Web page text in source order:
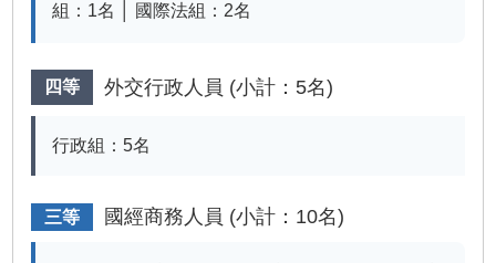
組： 1名 │ 國際法組： 2名
四等 外交行政人員 (小計：5名)
行政組：5名
三等 國經商務人員 (小計：10名)